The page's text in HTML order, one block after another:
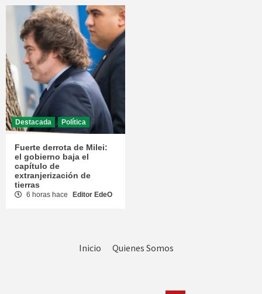
Destacada Política
Fuerte derrota de Milei:
el gobierno baja el
capítulo de
extranjerización de
tierras
6 horas hace Editor EdeO
Inicio Quienes Somos